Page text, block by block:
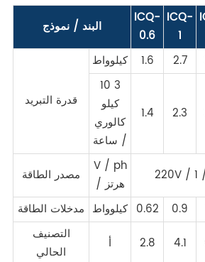
البند / نموذج
ICQ-
0.6
ICQ-
1
قدرة التبريد
كيلوواط 1.6 2.7
10 3
كيلو
كالوري
/ ساعة
1.4 2.3
مصدر الطاقة
V / ph
/ هرتز
220V / 1
مدخلات الطاقة كيلوواط 0.62 0.9
التصنيف
الحالي
أ 2.8 4.1